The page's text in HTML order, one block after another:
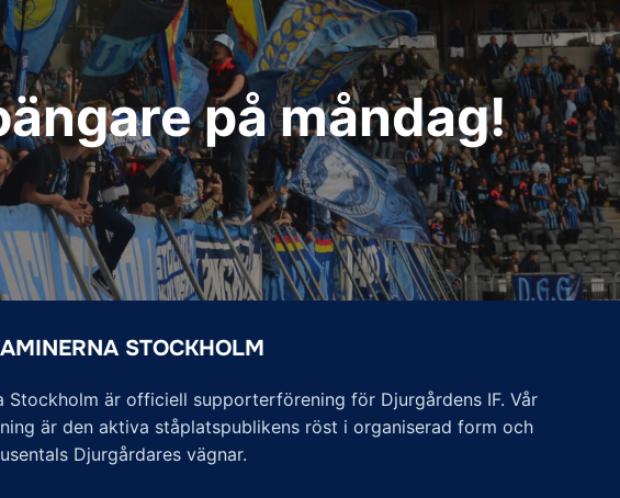
på måndag!
STOCKHOLM
Stockholm är officiell supporterförening för Djurgårdens IF. Vår
är den aktiva ståplatspublikens röst i organiserad form och
Djurgårdares vägnar.